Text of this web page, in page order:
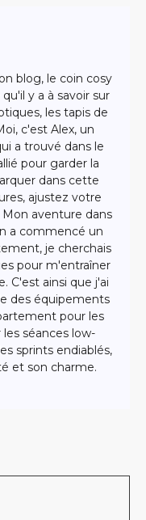
blog, le coin cosy
y a à savoir sur
les tapis de
c'est Alex, un
a trouvé dans le
pour garder la
dans cette
ajustez votre
aventure dans
a commencé un
je cherchais
pour m'entraîner
C'est ainsi que j'ai
des équipements
pour les
séances low-
sprints endiablés,
et son charme.